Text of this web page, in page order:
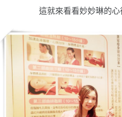
這就來看看妙妙琳的心